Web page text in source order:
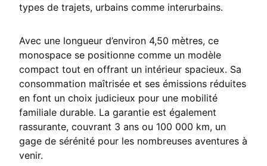
types de trajets, urbains comme interurbains.
Avec une longueur d’environ 4,50 mètres, ce
monospace se positionne comme un modèle
compact tout en offrant un intérieur spacieux. Sa
consommation maîtrisée et ses émissions réduites
en font un choix judicieux pour une mobilité
familiale durable. La garantie est également
rassurante, couvrant 3 ans ou 100 000 km, un
gage de sérénité pour les nombreuses aventures à
venir.